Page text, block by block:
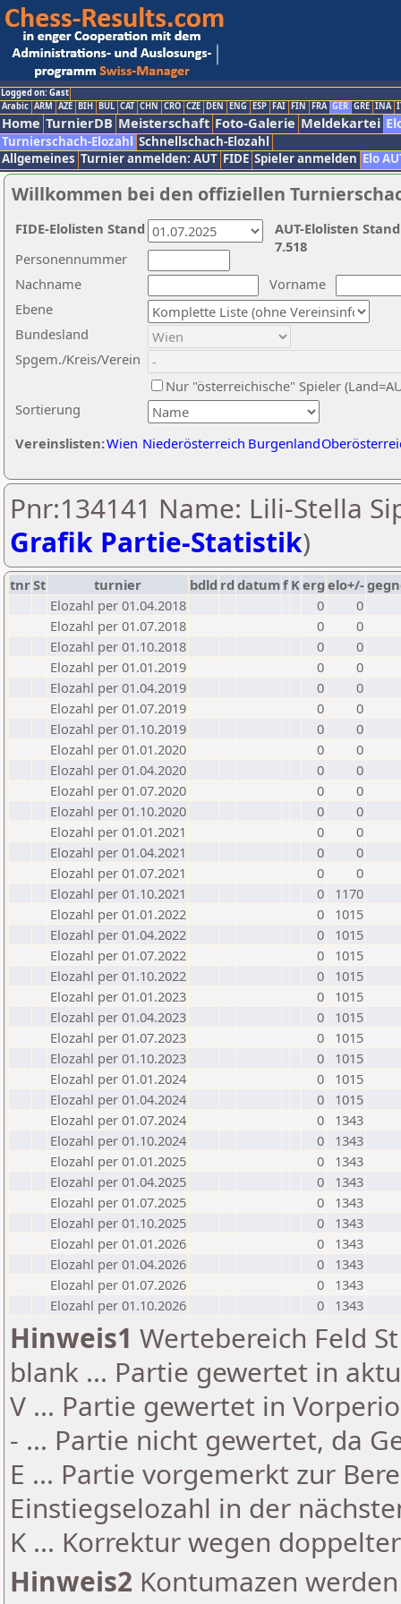
Logged on: Gast
Arabic ARM AZE BIH BUL CAT CHN CRO CZE DEN ENG ESP FAI FIN FRA GER GRE INA
Home TurnierDB Meisterschaft Foto-Galerie Meldekartei
Turnierschach-Elozahl Schnellschach-Elozahl
Allgemeines Turnier anmelden: AUT FIDE Spieler anmelden Elo
Willkommen bei den offiziellen
Nachname
Vorname
Ebene
Sortierung
Personennummer
Bundesland
Spgem./Kreis/Verein
Nur "österreichische" Spieler
Vereinslisten:Wien Niederösterreich Burgenland
AUT-Elolisten
7.518
FIDE-Elolisten Stand
Pnr:134141 Name: Lili-Stella
Grafik Partie-Statistik)
tnrSt turnier bdld rd datumf Kerg elo+/-
Elozahl per 01.04.2018
0
0
Elozahl per 01.07.2018
0
0
Elozahl per 01.10.2018
0
0
Elozahl per 01.01.2019
0
0
Elozahl per 01.04.2019
0
0
Elozahl per 01.07.2019
0
0
Elozahl per 01.10.2019
0
0
Elozahl per 01.01.2020
0
0
Elozahl per 01.04.2020
0
0
Elozahl per 01.07.2020
0
0
Elozahl per 01.10.2020
0
0
Elozahl per 01.01.2021
0
0
Elozahl per 01.04.2021
0
0
Elozahl per 01.07.2021
0
0
Elozahl per 01.10.2021
0
1170
Elozahl per 01.01.2022
0
1015
Elozahl per 01.04.2022
0
1015
Elozahl per 01.07.2022
0
1015
Elozahl per 01.10.2022
0
1015
Elozahl per 01.01.2023
0
1015
Elozahl per 01.04.2023
0
1015
Elozahl per 01.07.2023
0
1015
Elozahl per 01.10.2023
0
1015
Elozahl per 01.01.2024
0
1015
Elozahl per 01.04.2024
0
1015
Elozahl per 01.07.2024
0
1343
Elozahl per 01.10.2024
0
1343
Elozahl per 01.01.2025
0
1343
Elozahl per 01.04.2025
0
1343
Elozahl per 01.07.2025
0
1343
Elozahl per 01.10.2025
0
1343
Elozahl per 01.01.2026
0
1343
Elozahl per 01.04.2026
0
1343
Elozahl per 01.07.2026
0
1343
Elozahl per 01.10.2026
0 1343
Hinweis1 Wertebereich Feld
blank ... Partie gewertet in
V ... Partie gewertet in
- ... Partie nicht gewertet, da
E ... Partie vorgemerkt zur
Einstiegselozahl in der
K ... Korrektur wegen
Hinweis2 Kontumazen